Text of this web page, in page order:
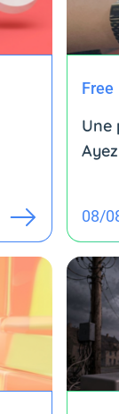
Free
Une
08/